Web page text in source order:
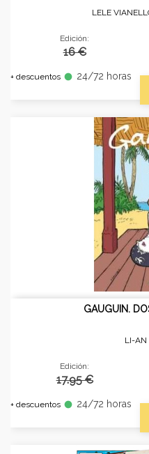
LELE
Edición:
16 €
+ descuentos fiber_manual_record 24/72 horas
GAUGUIN.
LI-
Edición:
17.95 €
+ descuentos fiber_manual_record 24/72 horas